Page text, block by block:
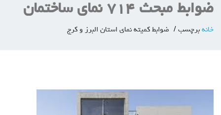
ضوابط مبحث ٧١٤ نمای ساختمان
خانه برچسب ضوابط كميته نماي استان البرز و كرج